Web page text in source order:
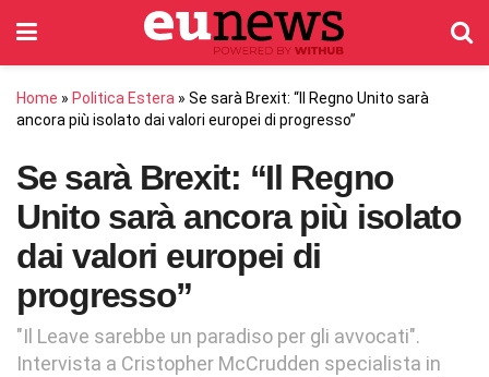
Home » Politica Estera » Se sarà Brexit: “Il Regno Unito sarà
ancora più isolato dai valori europei di progresso”
Se sarà Brexit: “Il Regno
Unito sarà ancora più isolato
dai valori europei di
progresso”
"Il Leave sarebbe un paradiso per gli avvocati".
Intervista a Cristopher McCrudden specialista in